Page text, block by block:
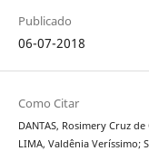
Publicado
06-07-2018
Como Citar
DANTAS, Rosimery Cruz
LIMA, Valdênia Veríssimo;